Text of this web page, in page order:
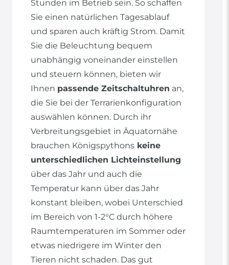
Stunden im Betrieb sein. So schaffen
Sie einen natürlichen Tagesablauf
und sparen auch kräftig Strom. Damit
Sie die Beleuchtung bequem
unabhängig voneinander einstellen
und steuern können, bieten wir
Ihnen passende Zeitschaltuhren an,
die Sie bei der Terrarienkonfiguration
auswählen können. Durch ihr
Verbreitungsgebiet in Äquatornähe
brauchen Königspythons keine
unterschiedlichen Lichteinstellung
über das Jahr und auch die
Temperatur kann über das Jahr
konstant bleiben, wobei Unterschied
im Bereich von 1-2°C durch höhere
Raumtemperaturen im Sommer oder
etwas niedrigere im Winter den
Tieren nicht schaden. Das gut